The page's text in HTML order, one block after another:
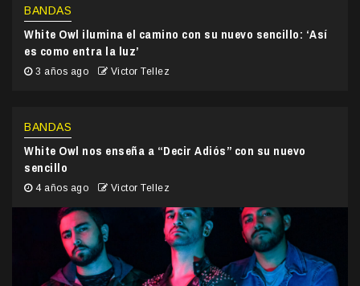
BANDAS
White Owl ilumina el camino con su nuevo sencillo: ‘Así
es como entra la luz’
3 años ago Victor Tellez
BANDAS
White Owl nos enseña a “Decir Adiós” con su nuevo
sencillo
4 años ago Victor Tellez